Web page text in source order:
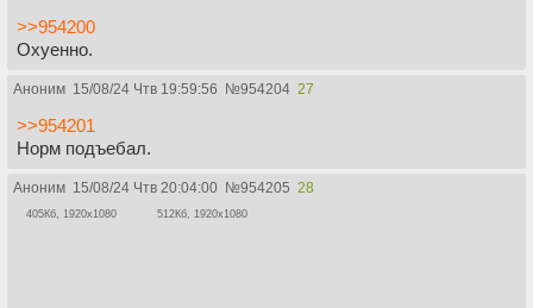
>>954200
Охуенно.
Аноним 15/08/24 Чтв 19:59:56 №954204 27
>>954201
Норм подъебал.
Аноним 15/08/24 Чтв 20:04:00 №954205 28
405Кб, 1920x1080 512Кб, 1920x1080